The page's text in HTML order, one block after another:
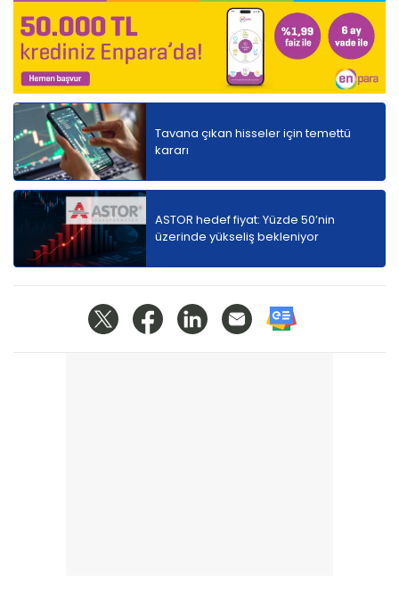
Tavana çıkan hisseler için temettü
kararı
ASTOR hedef fiyat: Yüzde 50’nin
üzerinde yükseliş bekleniyor